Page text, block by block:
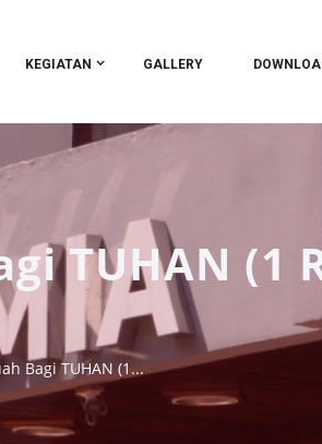
KEGIATAN GALLERY
TUHAN (1
Bagi TUHAN (1...